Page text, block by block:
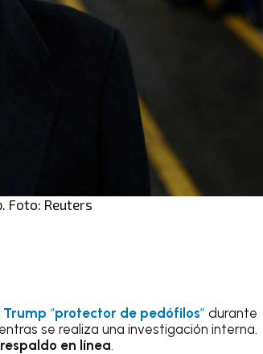
Foto: Reuters
Trump “protector de pedófilos” durante
se realiza una investigación interna.
en línea.